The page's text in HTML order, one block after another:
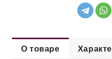
О товаре